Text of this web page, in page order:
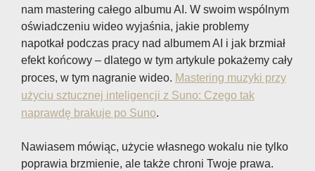
nam mastering całego albumu AI. W swoim wspólnym
oświadczeniu wideo wyjaśnia, jakie problemy
napotkał podczas pracy nad albumem AI i jak brzmiał
efekt końcowy – dlatego w tym artykule pokażemy cały
proces, w tym nagranie wideo. Mastering muzyki przy
użyciu sztucznej inteligencji z Suno: Czego tak
naprawdę brakuje po Suno.
Nawiasem mówiąc, użycie własnego wokalu nie tylko
poprawia brzmienie, ale także chroni Twoje prawa.